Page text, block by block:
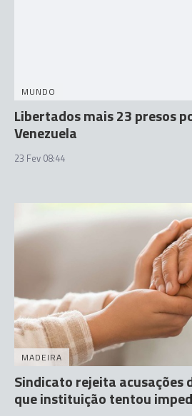
MUNDO
Libertados mais 23 presos
Venezuela
23 Fev 08:44
MADEIRA
Sindicato rejeita acusações
que instituição tentou